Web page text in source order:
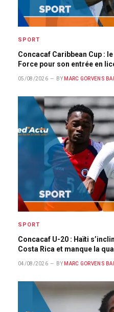
SPORT
Concacaf Caribbean Cup :
Force pour son entrée en
05/08/2026 BY MARC GORVENS
SPORT
Concacaf U-20 : Haïti
Costa Rica et manque la
04/08/2026 BY MARC GORVENS